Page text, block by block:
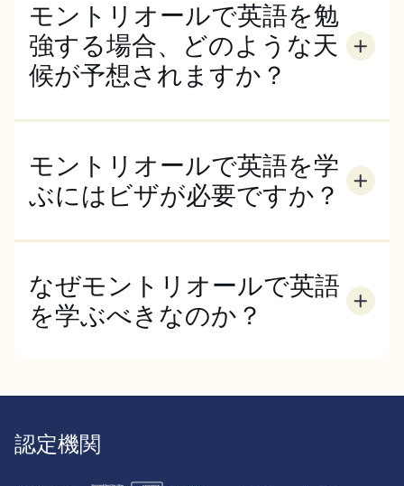
できます。
在となります。家庭料理を食べながら、地元の家族と
一緒に英語（またはフランス語！）を練習する機会を
得たい方には、最適なオプションです。より独立した
生活をお望みの方は、学生寮での共同生活をお勧めし
モントリオールで英語を勉
強する場合、どのような天
候が予想されますか？
はっきりしています。春と秋は一般的に穏やかで、夏
ります。
モントリオールで英語を学
ぶにはビザが必要ですか？
ためにビザが必要な場合もありますが、一般的に、カ
です。詳しくはお問い合わせください。
なぜモントリオールで英語
を学ぶべきなのか？
ルは、生活の質の高さ、無限の文化的アクティビテ
認定機関